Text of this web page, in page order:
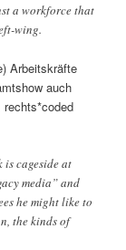
a workforce that
wing.
Arbeitskräfte
auch
rechts*coded
is cageside at
media” and
he might like to
the kinds of